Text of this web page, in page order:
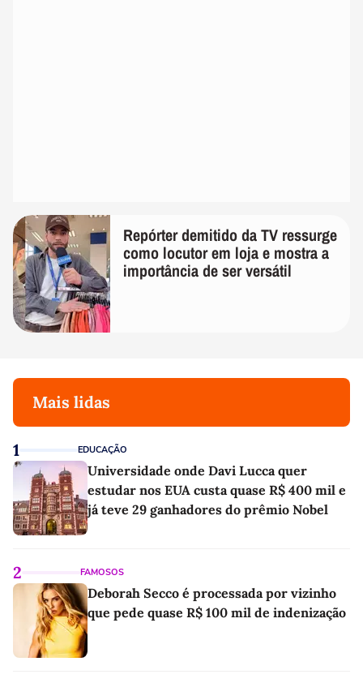
Repórter demitido da TV ressurge
como locutor em loja e mostra a
importância de ser versátil
Mais lidas
1 EDUCAÇÃO
Universidade onde Davi Lucca quer
estudar nos EUA custa quase R$ 400 mil e
já teve 29 ganhadores do prêmio Nobel
2 FAMOSOS
Deborah Secco é processada por vizinho
que pede quase R$ 100 mil de indenização